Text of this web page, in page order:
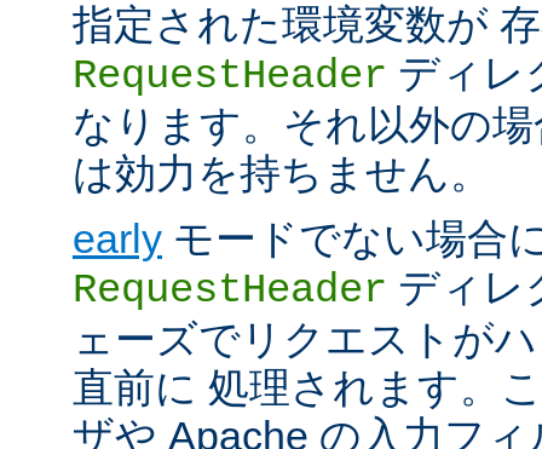
指定された環境変数が
RequestHeader ディレ
なります。それ以外の
は効力を持ちません。
early モードでない場合
RequestHeader ディレ
ェーズでリクエストが
直前に 処理されます。
ザや Apache の入力フ